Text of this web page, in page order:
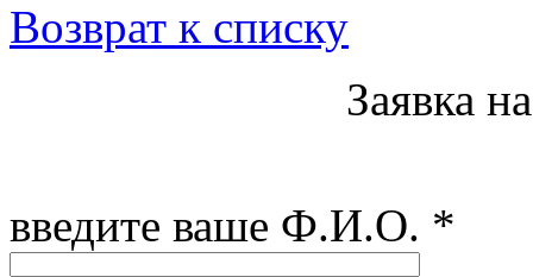
Возврат к списку
Заявка
введите ваше Ф.И.О. *